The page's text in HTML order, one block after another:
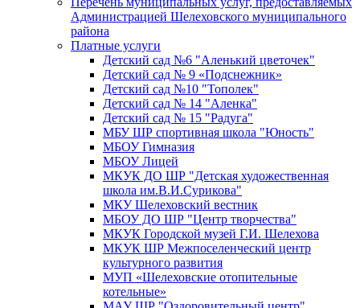
Администрацией Шелеховского муниципального
района
Платные услуги
Детский сад №6 "Аленький цветочек"
Детский сад № 9 «Подснежник»
Детский сад №10 "Тополек"
Детский сад № 14 "Аленка"
Детский сад № 15 "Радуга"
МБУ ШР спортивная школа "Юность"
МБОУ Гимназия
МБОУ Лицей
МКУК ДО ШР "Детская художественная
школа им.В.И.Сурикова"
МКУ Шелеховский вестник
МБОУ ДО ШР "Центр творчества"
МКУК Городской музей Г.И. Шелехова
МКУК ШР Межпоселенческий центр
культурного развития
МУП «Шелеховские отопительные
котельные»